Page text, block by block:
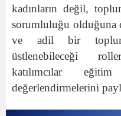
kadınların değil,
sorumluluğu olduğuna
ve adil bir
üstlenebileceği
katılımcılar
değerlendirmelerini